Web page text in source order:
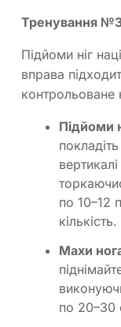
Тренування
Підйоми ніг
вправа
контрольоване
Підйоми
по 10–12
кількість.
Махи
по 20–30